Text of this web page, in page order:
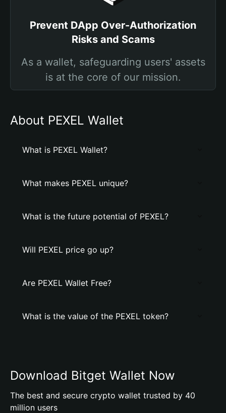
Prevent DApp Over-Authorization
Risks and Scams
As a wallet, safeguarding users' assets
is at the core of our mission.
About PEXEL Wallet
What is PEXEL Wallet?
What makes PEXEL unique?
What is the future potential of PEXEL?
Will PEXEL price go up?
Are PEXEL Wallet Free?
What is the value of the PEXEL token?
Download Bitget Wallet Now
The best and secure crypto wallet trusted by 40
million users